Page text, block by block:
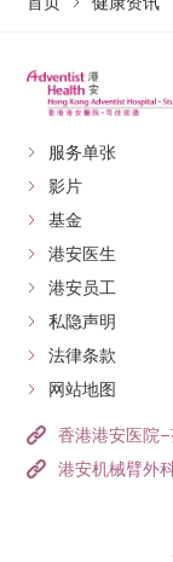
服务单张
影片
基金
港安医生
港安员工
私隐声明
法律条款
网站地图
香港港安医院
港安机械臂外